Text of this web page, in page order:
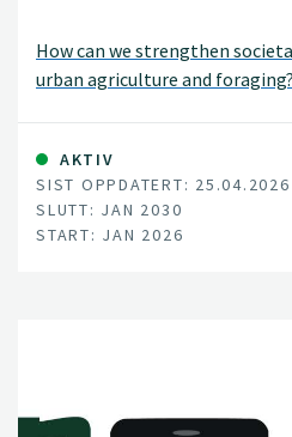
How can we strengthen
urban agriculture and foraging?
AKTIV
SIST OPPDATERT: 25.04.2026
SLUTT: JAN 2030
START: JAN 2026